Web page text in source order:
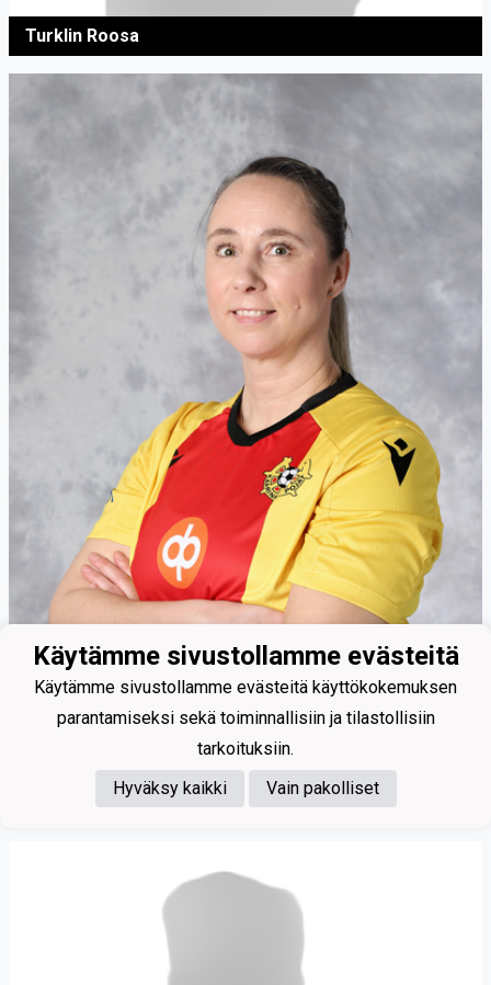
Turklin Roosa
Vahalahti Janina
Käytämme sivustollamme evästeitä
Käytämme sivustollamme evästeitä käyttökokemuksen
parantamiseksi sekä toiminnallisiin ja tilastollisiin
tarkoituksiin.
Hyväksy kaikki
Vain pakolliset